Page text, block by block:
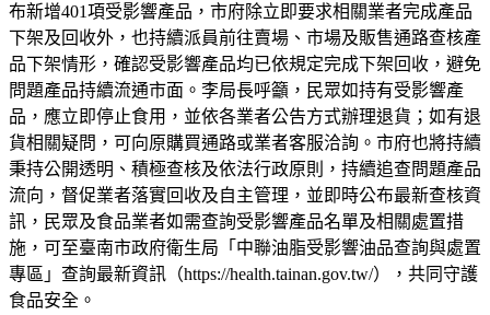
布新增401項受影響產品，市府除立即要求相關業者完成產品
下架及回收外，也持續派員前往賣場、市場及販售通路查核產
品下架情形，確認受影響產品均已依規定完成下架回收，避免
問題產品持續流通市面。李局長呼籲，民眾如持有受影響產
品，應立即停止食用，並依各業者公告方式辦理退貨；如有退
貨相關疑問，可向原購買通路或業者客服洽詢。市府也將持續
秉持公開透明、積極查核及依法行政原則，持續追查問題產品
流向，督促業者落實回收及自主管理，並即時公布最新查核資
訊，民眾及食品業者如需查詢受影響產品名單及相關處置措
施，可至臺南市政府衛生局「中聯油脂受影響油品查詢與處置
專區」查詢最新資訊（https://health.tainan.gov.tw/），共同守護
食品安全。